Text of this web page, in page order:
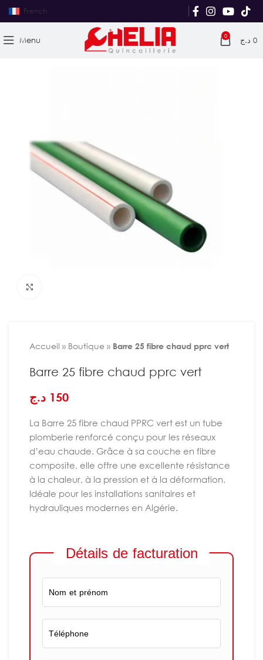
French
Menu 0 0 د.ج
Accueil » Boutique » Barre 25 fibre chaud pprc vert
Barre 25 fibre chaud pprc vert
150 د.ج
La Barre 25 fibre chaud PPRC vert est un tube
plomberie renforcé conçu pour les réseaux
d’eau chaude. Grâce à sa couche en fibre
composite, elle offre une excellente résistance
à la chaleur, à la pression et à la déformation.
Idéale pour les installations sanitaires et
hydrauliques modernes en Algérie.
Détails de facturation